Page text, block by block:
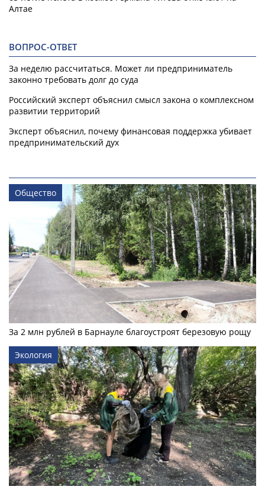
Алтае
ВОПРОС-ОТВЕТ
За неделю рассчитаться. Может ли предприниматель
законно требовать долг до суда
Российский эксперт объяснил смысл закона о комплексном
развитии территорий
Эксперт объяснил, почему финансовая поддержка убивает
предпринимательский дух
Общество
За 2 млн рублей в Барнауле благоустроят березовую рощу
Экология